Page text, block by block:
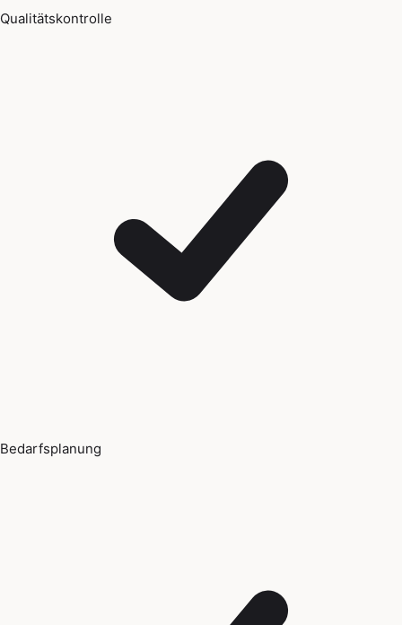
Qualitätskontrolle
Bedarfsplanung